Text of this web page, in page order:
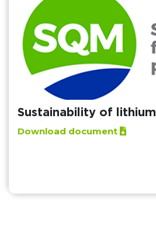
Sustainability of lithium
Download document